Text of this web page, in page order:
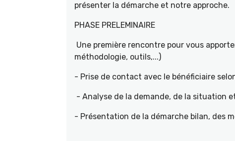
présenter la démarche et notre approche.
PHASE PRELEMINAIRE
Une première rencontre pour vous
méthodologie, outils,...)
- Prise de contact avec le bénéficiaire
- Analyse de la demande, de la situation
- Présentation de la démarche bilan, des